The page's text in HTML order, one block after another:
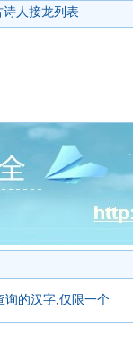
诗人接龙列表
询的汉字,仅限一个